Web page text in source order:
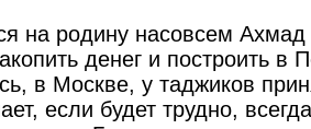
на родину насовсем
денег и построить в
в Москве, у таджиков
если будет трудно,